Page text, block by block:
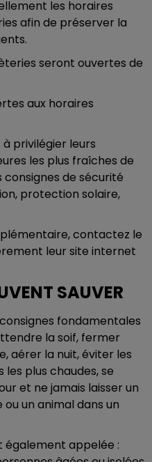
les horaires
afin de préserver la
seront ouvertes de
aux horaires
à privilégier leurs
les plus fraîches de
de sécurité
protection solaire,
contactez le
leur site internet
SAUVER
fondamentales
la soif, fermer
aérer la nuit, éviter les
plus chaudes, se
et ne jamais laisser un
un animal dans un
également appelée :